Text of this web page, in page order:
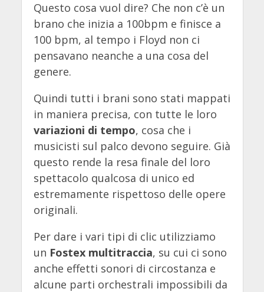
Questo cosa vuol dire? Che non c’è un
brano che inizia a 100bpm e finisce a
100 bpm, al tempo i Floyd non ci
pensavano neanche a una cosa del
genere.
Quindi tutti i brani sono stati mappati
in maniera precisa, con tutte le loro
variazioni di tempo, cosa che i
musicisti sul palco devono seguire. Già
questo rende la resa finale del loro
spettacolo qualcosa di unico ed
estremamente rispettoso delle opere
originali.
Per dare i vari tipi di clic utilizziamo
un Fostex multitraccia, su cui ci sono
anche effetti sonori di circostanza e
alcune parti orchestrali impossibili da